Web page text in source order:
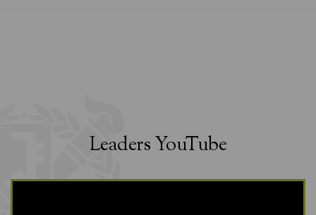
Leaders YouTube